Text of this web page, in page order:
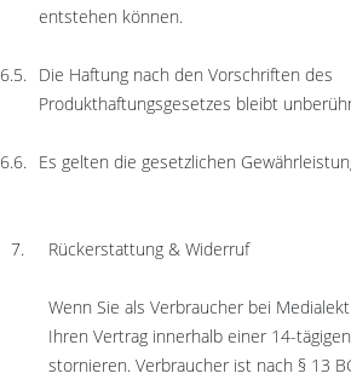
entstehen können.
Die Haftung nach den Vorschriften des
Produkthaftungsgesetzes bleibt
Es gelten die gesetzlichen
Rückerstattung & Widerruf
Wenn Sie als Verbraucher bei
Ihren Vertrag innerhalb einer 14-
stornieren. Verbraucher ist nach § 13